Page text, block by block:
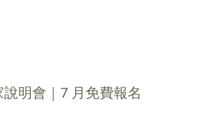
說明會｜7 月免費報名